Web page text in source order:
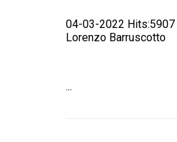
04-03-2022 Hits:5907
Lorenzo Barruscotto
...